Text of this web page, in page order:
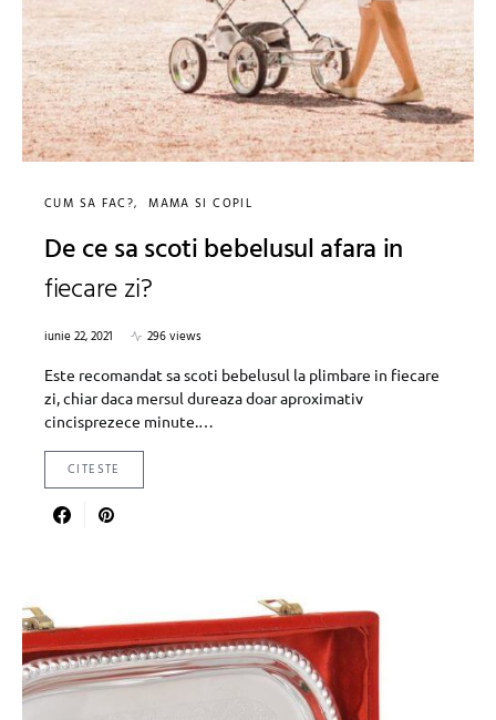
CUM SA FAC? MAMA SI COPIL
De ce sa scoti bebelusul afara in
fiecare zi?
iunie 22, 2021
296 views
Este recomandat sa scoti bebelusul la plimbare in fiecare
zi, chiar daca mersul dureaza doar aproximativ
cincisprezece minute.…
CITESTE